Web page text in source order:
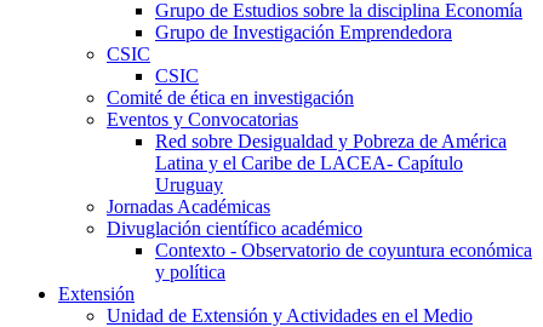
Grupo de Estudios sobre la disciplina Economía
Grupo de Investigación Emprendedora
CSIC
CSIC
Comité de ética en investigación
Eventos y Convocatorias
Red sobre Desigualdad y Pobreza de América
Latina y el Caribe de LACEA- Capítulo
Uruguay
Jornadas Académicas
Divuglación científico académico
Contexto - Observatorio de coyuntura económica
y política
Extensión
Unidad de Extensión y Actividades en el Medio